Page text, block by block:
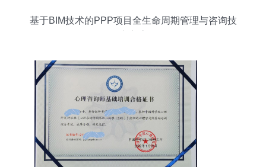
基于BIM技术的PPP项目全生命周期管理与咨询技